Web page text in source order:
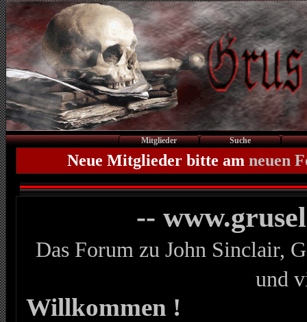
Mitglieder Suche
Neue Mitglieder bitte am neuen
--
Das Forum zu John Sinclair,
und
Willkommen !